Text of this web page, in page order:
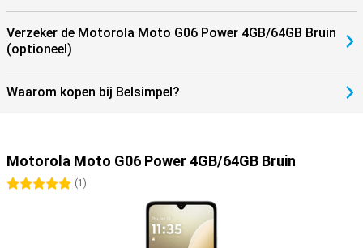
Verzeker de Motorola Moto G06 Power 4GB/64GB Bruin
(optioneel)
Waarom kopen bij Belsimpel?
Motorola Moto G06 Power 4GB/64GB Bruin
5 sterren
(1 )